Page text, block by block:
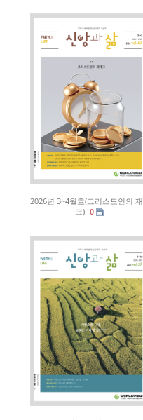
2026년 3~4월호(그리스도인의
크)
0